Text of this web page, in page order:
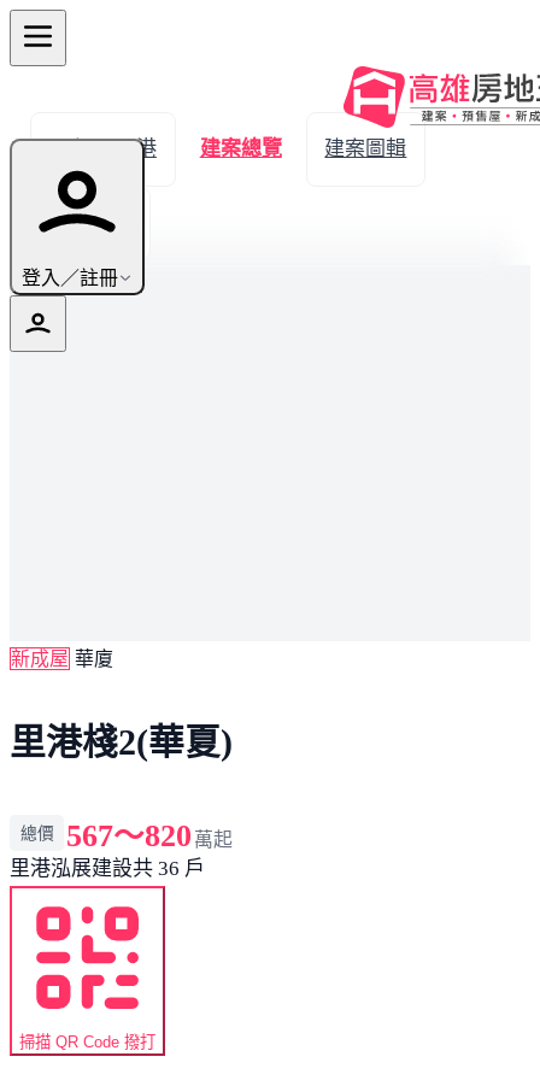
登入／註冊
← 返回里港 建案總覽 建案圖輯
生活機能
新成屋 華廈
里港棧2(華夏)
總價 567～820 萬起
里港泓展建設共 36 戶
掃描 QR Code 撥打